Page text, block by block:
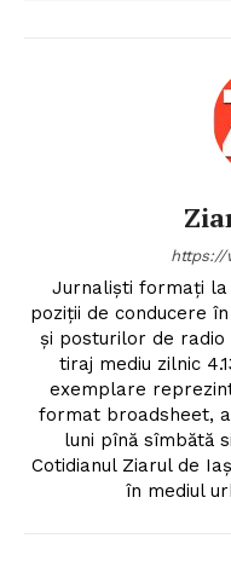
https://
Jurnalişti formaţi la
poziţii de conducere
şi posturilor de
tiraj mediu zilnic
exemplare
format broadsheet,
luni pînă sîmbătă
Cotidianul Ziarul de
în mediul